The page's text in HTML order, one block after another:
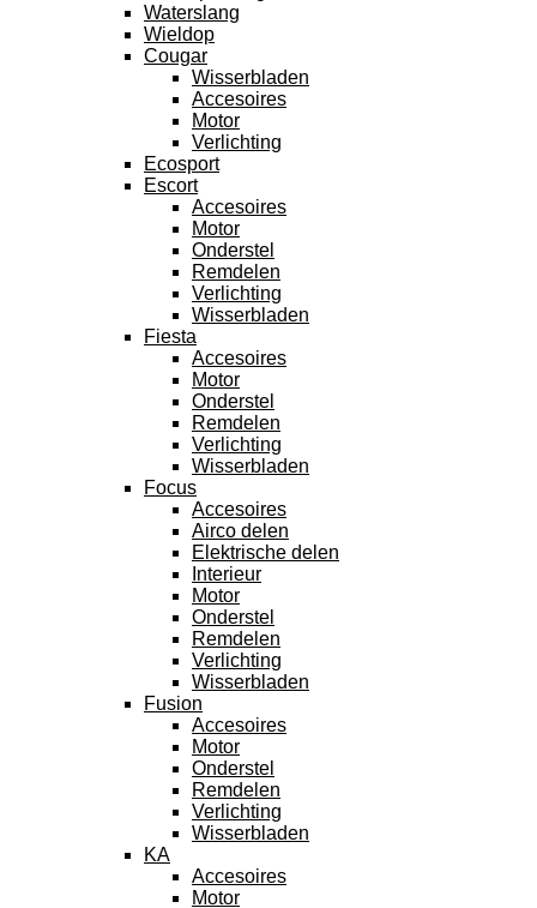
Waterslang
Wieldop
Cougar
Wisserbladen
Accesoires
Motor
Verlichting
Ecosport
Escort
Accesoires
Motor
Onderstel
Remdelen
Verlichting
Wisserbladen
Fiesta
Accesoires
Motor
Onderstel
Remdelen
Verlichting
Wisserbladen
Focus
Accesoires
Airco delen
Elektrische delen
Interieur
Motor
Onderstel
Remdelen
Verlichting
Wisserbladen
Fusion
Accesoires
Motor
Onderstel
Remdelen
Verlichting
Wisserbladen
KA
Accesoires
Motor